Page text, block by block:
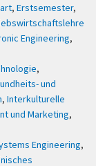
, Erstsemester,
Engineering,
,
und
, Interkulturelle
und Marketing,
Engineering,